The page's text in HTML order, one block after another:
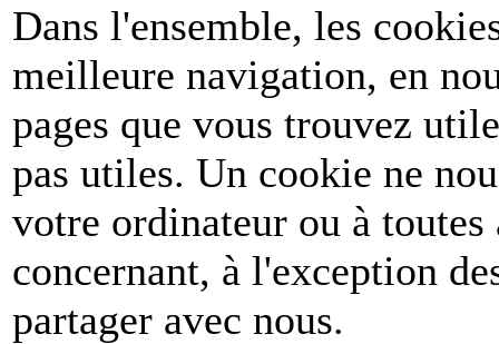
Dans l'ensemble, les
meilleure navigation, en
pages que vous trouvez
pas utiles. Un cookie ne
votre ordinateur ou à
concernant, à l'exception
partager avec nous.